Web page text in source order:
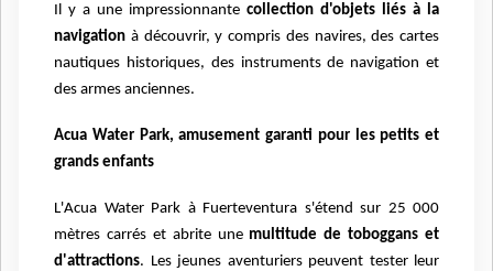
l y a une impressionnante collection d'objets liés à la
navigation à découvrir, y compris des navires, des cartes
nautiques historiques, des instruments de navigation et
des armes anciennes.
Acua Water Park, amusement garanti pour les petits et
grands enfants
L'Acua Water Park à Fuerteventura s'étend sur 25 000
mètres carrés et abrite une multitude de toboggans et
d'attractions. Les jeunes aventuriers peuvent tester leur